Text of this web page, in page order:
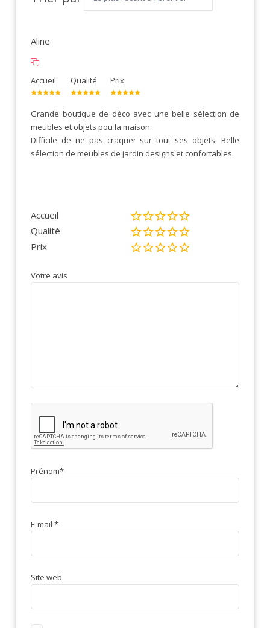
Aline
Accueil Qualité Prix
Grande boutique de déco avec une belle sélection de
meubles et objets pou la maison.
Difficile de ne pas craquer sur tout ses objets. Belle
sélection de meubles de jardin designs et confortables.
Accueil
Qualité
Prix
Votre avis
Prénom*
E-mail *
Site web